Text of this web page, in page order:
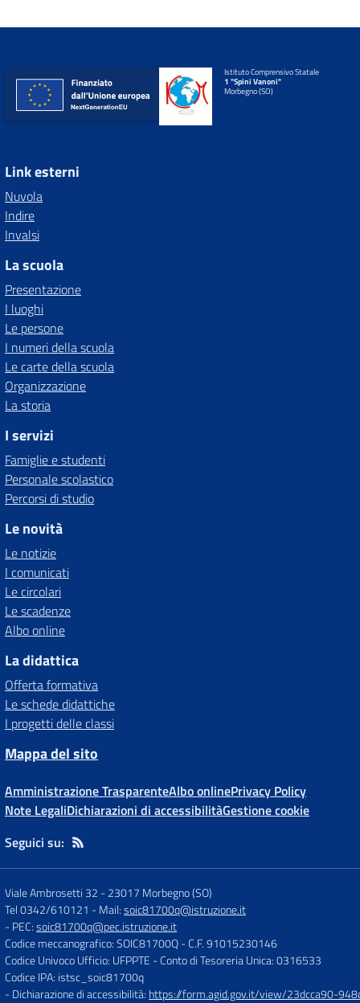
Istituto Comprensivo Statale
1 "Spini Vanoni"
Morbegno (SO)
Link esterni
Nuvola
Indire
Invalsi
La scuola
Presentazione
I luoghi
Le persone
I numeri della scuola
Le carte della scuola
Organizzazione
La storia
I servizi
Famiglie e studenti
Personale scolastico
Percorsi di studio
Le novità
Le notizie
I comunicati
Le circolari
Le scadenze
Albo online
La didattica
Offerta formativa
Le schede didattiche
I progetti delle classi
Mappa del sito
Amministrazione TrasparenteAlbo onlinePrivacy Policy
Note LegaliDichiarazioni di accessibilitàGestione cookie
Seguici su:
Viale Ambrosetti 32 -23017 Morbegno (SO)
Tel 0342/610121 - Mail:soic81700q@istruzione.it
- PEC:soic81700q@pec.istruzione.it
Codice meccanografico: SOIC81700Q- C.F. 91015230146
Codice Univoco Ufficio: UFPPTE - Conto di Tesoreria Unica: 0316533
Codice IPA: istsc_soic81700q
- Dichiarazione di accessibilità: https://form.agid.gov.it/view/23dcca90-